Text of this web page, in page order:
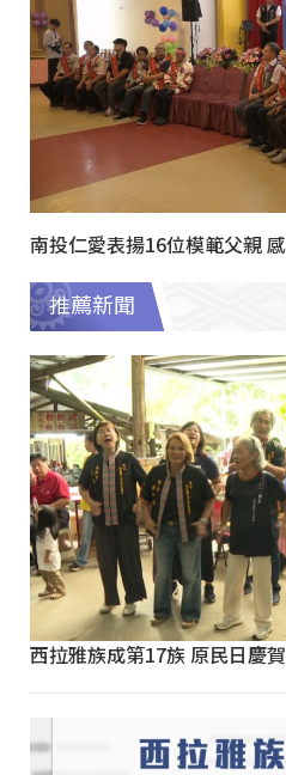
南投仁愛表揚16位模範父親
推薦新聞
西拉雅族成第17族 原民日慶